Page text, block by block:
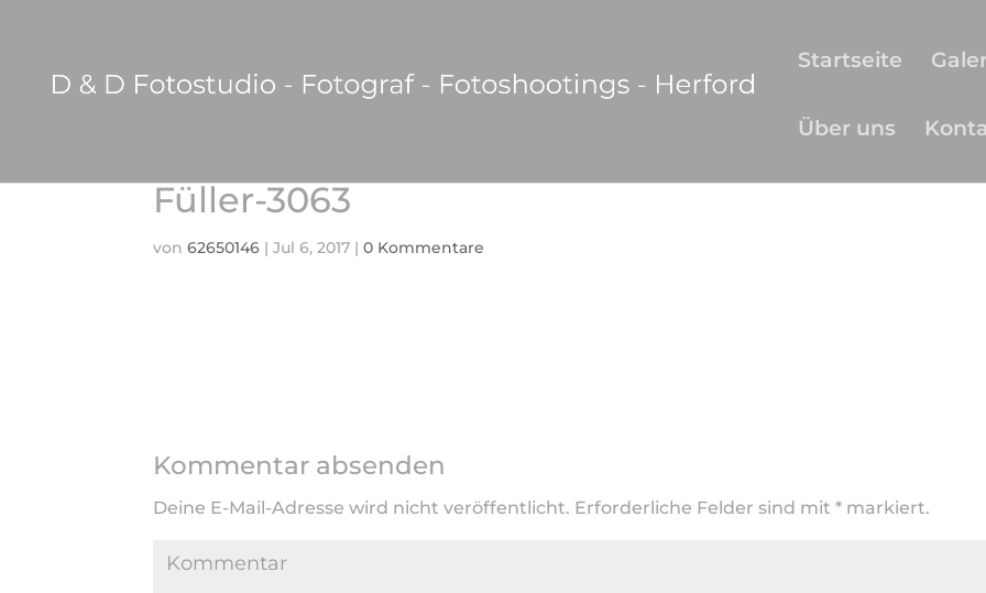
Startseite
Über uns
Füller-3063
von 62650146 | Jul 6, 2017 | 0 Kommentare
Kommentar absenden
Deine E-Mail-Adresse wird nicht veröffentlicht. Erforderliche Felder sind mit * markiert.